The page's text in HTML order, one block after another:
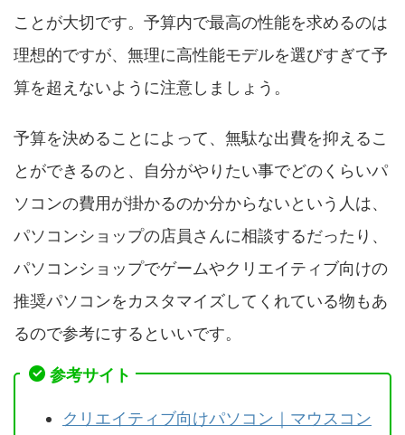
ことが大切です。予算内で最高の性能を求めるのは
理想的ですが、無理に高性能モデルを選びすぎて予
算を超えないように注意しましょう。
予算を決めることによって、無駄な出費を抑えるこ
とができるのと、自分がやりたい事でどのくらいパ
ソコンの費用が掛かるのか分からないという人は、
パソコンショップの店員さんに相談するだったり、
パソコンショップでゲームやクリエイティブ向けの
推奨パソコンをカスタマイズしてくれている物もあ
るので参考にするといいです。
参考サイト
クリエイティブ向けパソコン｜マウスコン